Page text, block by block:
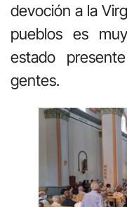
devoción a la
pueblos es
estado
gentes.